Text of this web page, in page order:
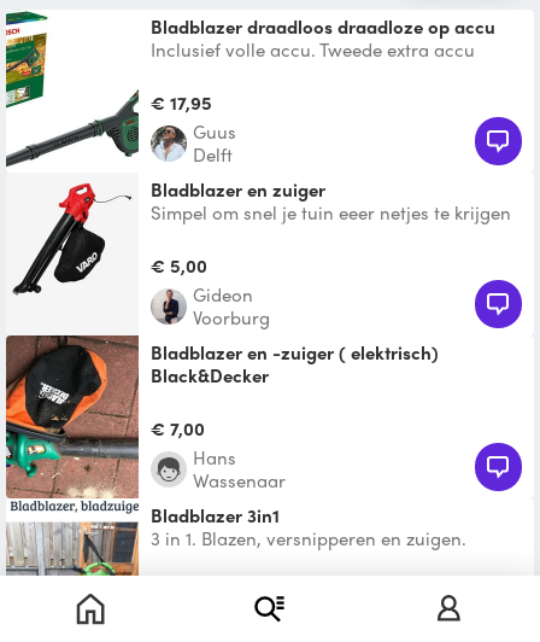
Bladblazer draadloos draadloze op accu
Inclusief volle accu. Tweede extra accu
€ 17,95
Guus
Delft
Bladblazer en zuiger
Simpel om snel je tuin eeer netjes te krijgen
€ 5,00
Gideon
Voorburg
bladblazer en -zuiger ( elektrisch)
Black&Decker
€ 7,00
Hans
Wassenaar
Bladblazer 3in1
3 in 1. Blazen, versnipperen en zuigen.